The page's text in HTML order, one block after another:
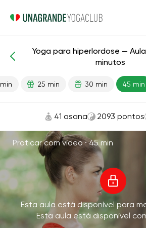
Parte inferior das
Yoga para hiperlordose —
minutos
25 min 30 min 45 min
41 asana 2093 pontos
Praticar com vídeo ·45 min
Esta aula está disponível para
Esta aula está disponível